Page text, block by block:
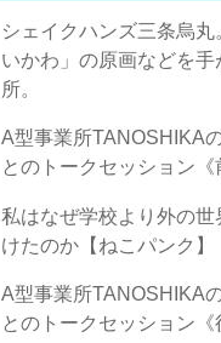
シェイクハンズ三条烏
いかわ」の原画などを
所。
A型事業所TANOSHIKA
とのトークセッション《
私はなぜ学校より外の
けたのか【ねこパンク】
A型事業所TANOSHIKA
とのトークセッション《